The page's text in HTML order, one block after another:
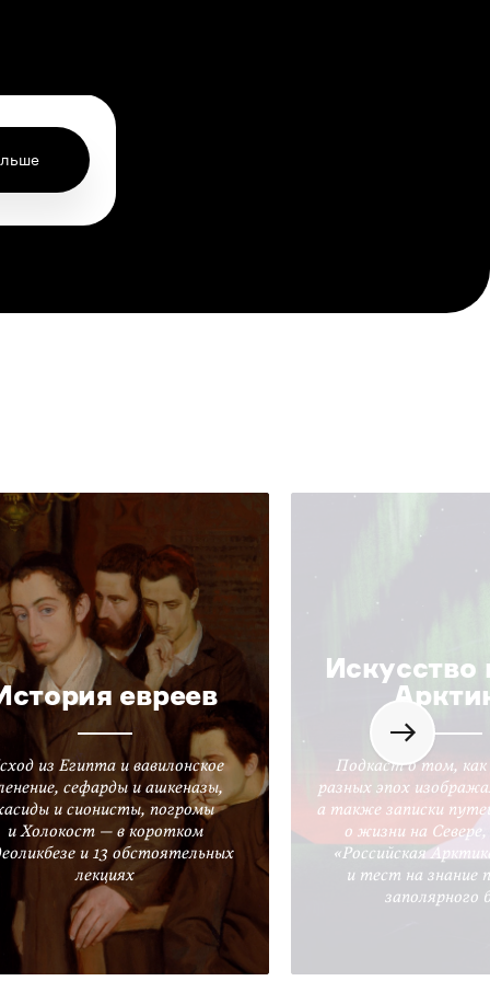
евреев
из Египта и вавилонское
сефарды и ашкеназы,
и сионисты, погромы
и Холокост — в коротком
и 13 обстоятельных
лекциях
Искусство
Подкаст о том,
разных эпох
а также записки
о жизни на
«Российская
и тест на знание
заполярного